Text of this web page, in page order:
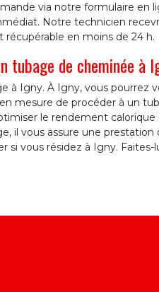
via notre formulaire en
Notre technicien
en moins de 24 h.
tubage de cheminée à
à Igny. À Igny, vous pourrez
mesure de procéder à un
le rendement calorique
il vous assure une
si vous résidez à Igny. Faites-